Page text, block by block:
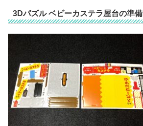
3Dパズル ベビーカステラ屋台の準備